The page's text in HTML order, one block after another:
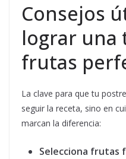
Consejos
lograr una
frutas
La clave para que tu
seguir la receta, sino en
marcan la diferencia:
Selecciona frutas